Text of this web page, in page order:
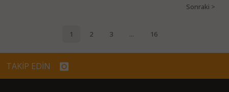
TAKİP EDİN